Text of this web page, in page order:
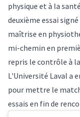
physique et à la
deuxième essai
maîtrise en
mi-chemin en
repris le contrôle à
L'Université Laval a
pour mettre le
essais en fin de